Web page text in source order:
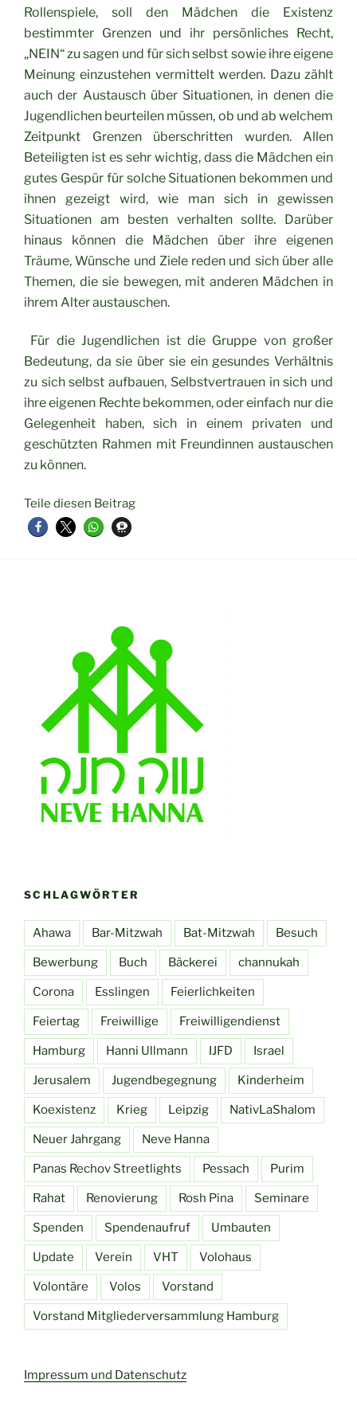
Rollenspiele, soll den Mädchen die Existenz
bestimmter Grenzen und ihr persönliches Recht,
„NEIN“ zu sagen und für sich selbst sowie ihre eigene
Meinung einzustehen vermittelt werden. Dazu zählt
auch der Austausch über Situationen, in denen die
Jugendlichen beurteilen müssen, ob und ab welchem
Zeitpunkt Grenzen überschritten wurden. Allen
Beteiligten ist es sehr wichtig, dass die Mädchen ein
gutes Gespür für solche Situationen bekommen und
ihnen gezeigt wird, wie man sich in gewissen
Situationen am besten verhalten sollte. Darüber
hinaus können die Mädchen über ihre eigenen
Träume, Wünsche und Ziele reden und sich über alle
Themen, die sie bewegen, mit anderen Mädchen in
ihrem Alter austauschen.
Für die Jugendlichen ist die Gruppe von großer
Bedeutung, da sie über sie ein gesundes Verhältnis
zu sich selbst aufbauen, Selbstvertrauen in sich und
ihre eigenen Rechte bekommen, oder einfach nur die
Gelegenheit haben, sich in einem privaten und
geschützten Rahmen mit Freundinnen austauschen
zu können.
Teile diesen Beitrag
SCHLAGWÖRTER
Ahawa Bar-Mitzwah Bat-Mitzwah Besuch
Bewerbung Buch Bäckerei channukah
Corona Esslingen Feierlichkeiten
Feiertag Freiwillige Freiwilligendienst
Hamburg Hanni Ullmann IJFD Israel
Jerusalem Jugendbegegnung Kinderheim
Koexistenz Krieg Leipzig NativLaShalom
Neuer Jahrgang Neve Hanna
Panas Rechov Streetlights Pessach Purim
Rahat Renovierung Rosh Pina Seminare
Spenden Spendenaufruf Umbauten
Update Verein VHT Volohaus
Volontäre Volos Vorstand
Vorstand Mitgliederversammlung Hamburg
Impressum und Datenschutz